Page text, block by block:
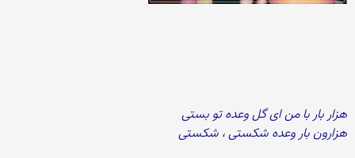
هزار بار با من ای گل وعده تو بستی
هزارون بار وعده شکستی ، شکستی